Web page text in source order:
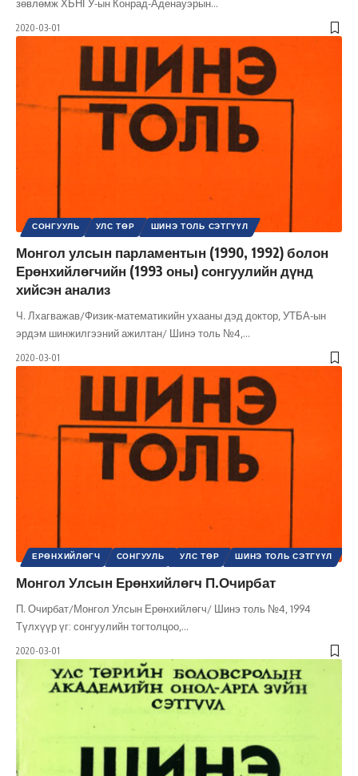
зөвлөмж ХБНГУ-ын Конрад-Аденауэрын…
2020-03-01
СОНГУУЛЬ УЛС ТӨР ШИНЭ ТОЛЬ СЭТГҮҮЛ
Монгол улсын парламентын (1990, 1992) болон
Ерөнхийлөгчийн (1993 оны) сонгуулийн дүнд
хийсэн анализ
Ч. Лхагважав/Физик-математикийн ухааны дэд доктор, УТБА-ын
эрдэм шинжилгээний ажилтан/ Шинэ толь №4, …
2020-03-01
ЕРӨНХИЙЛӨГЧ СОНГУУЛЬ УЛС ТӨР ШИНЭ ТОЛЬ СЭТГҮҮЛ
Монгол Улсын Ерөнхийлөгч П.Очирбат
П. Очирбат/Монгол Улсын Ерөнхийлөгч/ Шинэ толь №4, 1994
Түлхүүр үг: сонгуулийн тогтолцоо, …
2020-03-01